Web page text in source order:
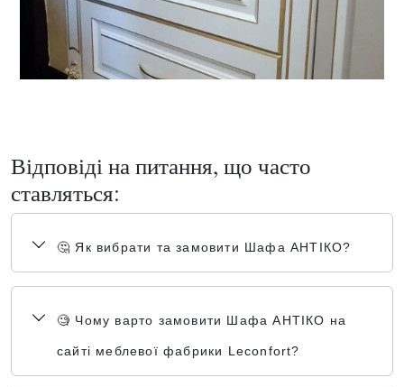
Відповіді на питання, що часто
ставляться:
🤔 Як вибрати та замовити Шафа АНТІКО?
🧐 Чому варто замовити Шафа АНТІКО на
сайті меблевої фабрики Leconfort?